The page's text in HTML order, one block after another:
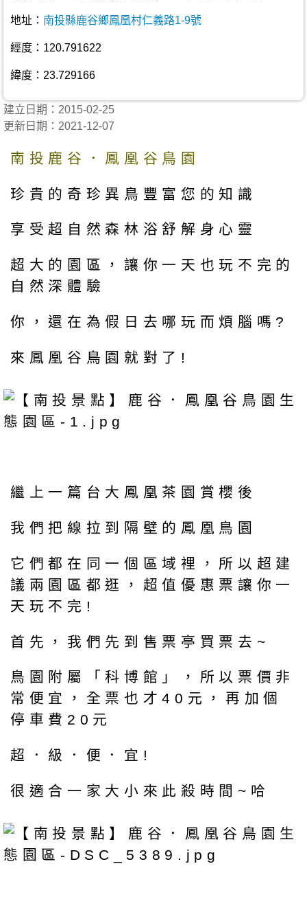
地址： 南投縣鹿谷鄉鳳凰村仁義路1-9號
經度：120.791622
緯度：23.729166
建立日期：2015-02-25
更新日期：2021-12-07
南投鹿谷．鳳凰谷鳥園
珍貴的奇珍異鳥豐富您的知識
享受超自然森林浴舒解身心靈
超大的園區，讓你一天也玩不完的
自然深體驗
你，還在為假日去哪玩而煩腦嗎?
來鳳凰谷鳥園就對了!
繼上一篇台大鳳凰茶園賞櫻後
我們把線拉到隔壁的鳳凰鳥園
它們都在同一個區域裡，所以超建
議兩園區都逛，超值優惠票讓你一
天玩不完!
首先，我們先到售票亭買票去~
鳥園附屬「科博館」，所以票價非
常便宜，全票也才40元，再加個
停車費20元
超．級．便．宜!
很適合一家大小來此殺時間~哈